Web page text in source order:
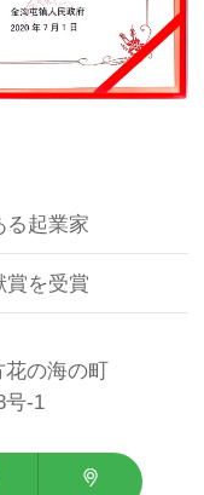
る起業家
賞を受賞
の海の町
号-1
